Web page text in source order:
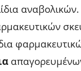
αναβολικών.